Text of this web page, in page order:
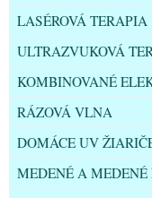
LASÉROVÁ TERAPIA
ULTRAZVUKOVÁ
KOMBINOVANÉ
RÁZOVÁ VLNA
DOMÁCE UV
MEDENÉ A